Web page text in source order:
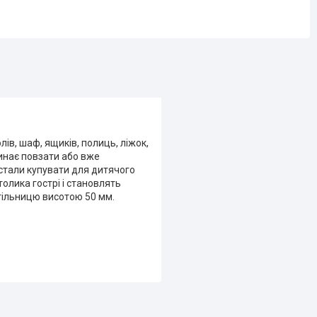
шаф, ящиків, полиць, ліжок,
повзати або вже
купувати для дитячого
гострі і становлять
висотою 50 мм.